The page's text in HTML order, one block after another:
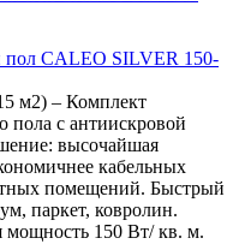
CALEO SILVER 150-
м2) – Комплект
пола с антиискровой
высочайшая
кабельных
помещений. Быстрый
паркет, ковролин.
мощность 150 Вт/ кв. м.